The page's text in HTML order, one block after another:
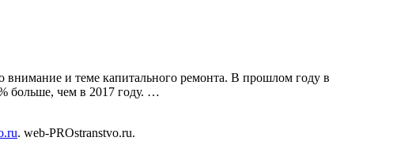
внимание и теме капитального ремонта. В прошлом году в
больше, чем в 2017 году. …
. web-PROstranstvo.ru.